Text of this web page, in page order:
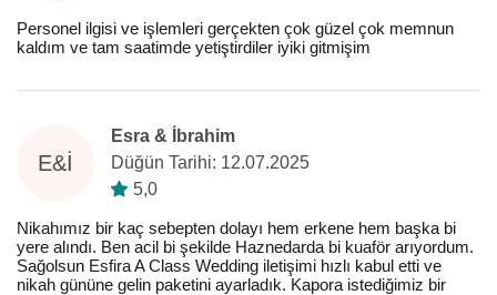
Personel ilgisi ve işlemleri gerçekten çok güzel çok memnun
kaldım ve tam saatimde yetiştirdiler iyiki gitmişim
E&İ
Esra & İbrahim
Düğün Tarihi: 12.07.2025
5,0
Nikahımız bir kaç sebepten dolayı hem erkene hem başka bi
yere alındı. Ben acil bi şekilde Haznedarda bi kuaför arıyordum.
Sağolsun Esfira A Class Wedding iletişimi hızlı kabul etti ve
nikah gününe gelin paketini ayarladık. Kapora istediğimiz bir